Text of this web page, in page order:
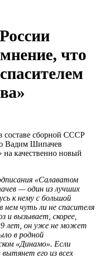
что
сборной СССР
Вадим Шипачев
качественно новый
«Салаватом
— один из лучших
к нему с большой
нем чуть ли не спасителя
и вызывает, скорее,
лет, он уже не может
в родной
«Динамо». Если
его из всех